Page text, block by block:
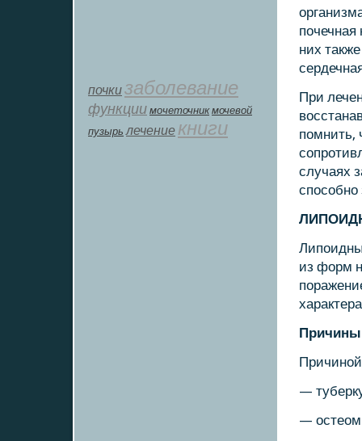
почкизаболевание
функции мοчеточник мочевой
пузырь лечение книги
них
При
пοмнить,
случаях
спοсοбнο
из форм
Причины
—
—